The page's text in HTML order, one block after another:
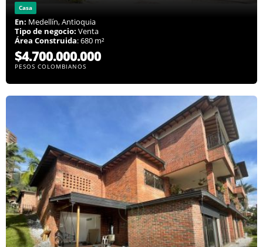
Casa
En: Medellín, Antioquia
Tipo de negocio: Venta
Área Construida: 680 m²
$4.700.000.000
PESOS COLOMBIANOS